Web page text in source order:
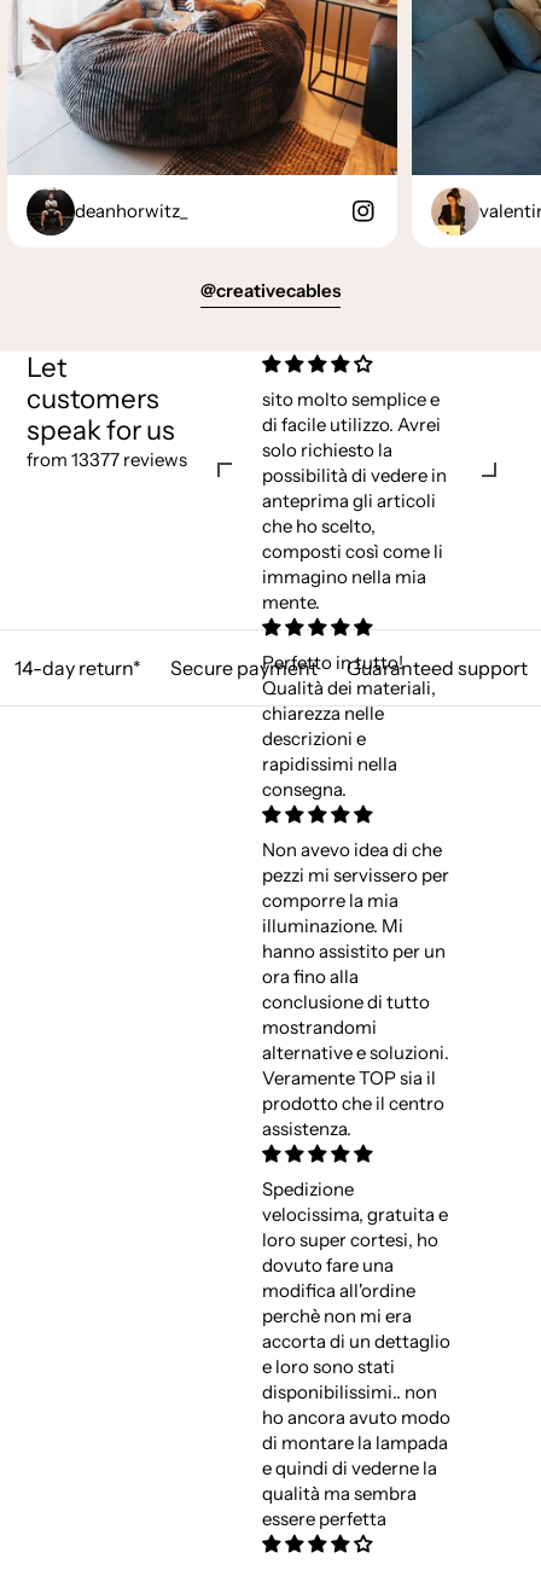
deanhorwitz_
@creativecables
Let
customers
speak for us
from 13377 reviews
sito molto semplice e
di facile utilizzo. Avrei
solo richiesto la
possibilità di vedere in
anteprima gli articoli
che ho scelto,
composti così come li
immagino nella mia
mente.
Perfetto in tutto!
Qualità dei materiali,
chiarezza nelle
descrizioni e
rapidissimi nella
consegna.
Non avevo idea di che
pezzi mi servissero per
comporre la mia
illuminazione. Mi
hanno assistito per un
ora fino alla
conclusione di tutto
mostrandomi
alternative e soluzioni.
Veramente TOP sia il
prodotto che il centro
assistenza.
Spedizione
velocissima, gratuita e
loro super cortesi, ho
dovuto fare una
modifica all'ordine
perchè non mi era
accorta di un dettaglio
e loro sono stati
disponibilissimi.. non
ho ancora avuto modo
di montare la lampada
e quindi di vederne la
qualità ma sembra
essere perfetta
14-day return* Secure payment Guaranteed support